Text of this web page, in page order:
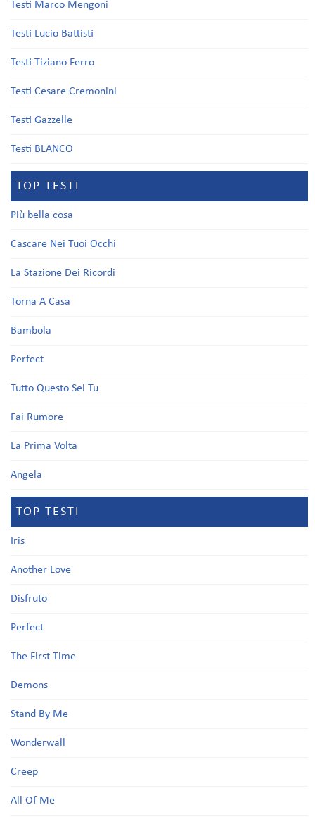
Testi Marco Mengoni
Testi Lucio Battisti
Testi Tiziano Ferro
Testi Cesare Cremonini
Testi Gazzelle
Testi BLANCO
TOP TESTI
Più bella cosa
Cascare Nei Tuoi Occhi
La Stazione Dei Ricordi
Torna A Casa
Bambola
Perfect
Tutto Questo Sei Tu
Fai Rumore
La Prima Volta
Angela
TOP TESTI
Iris
Another Love
Disfruto
Perfect
The First Time
Demons
Stand By Me
Wonderwall
Creep
All Of Me